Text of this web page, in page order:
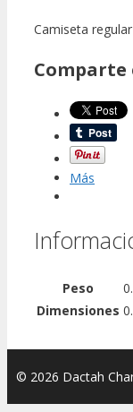
Camiseta
Comparte
Más
Peso
Dimensiones
© 2026 Dactah